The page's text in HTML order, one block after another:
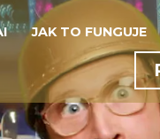
JAK TO FUNGUJE